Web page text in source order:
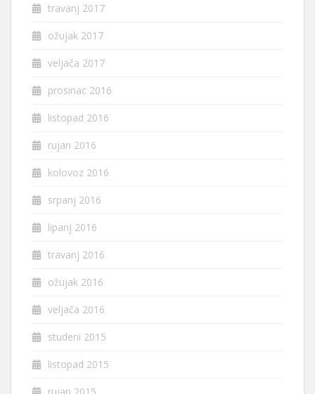
travanj 2017
ožujak 2017
veljača 2017
prosinac 2016
listopad 2016
rujan 2016
kolovoz 2016
srpanj 2016
lipanj 2016
travanj 2016
ožujak 2016
veljača 2016
studeni 2015
listopad 2015
rujan 2015